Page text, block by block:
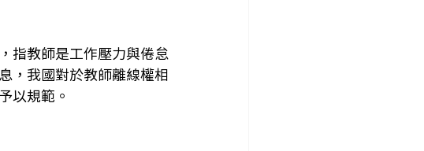
指教師是工作壓力與倦怠
，我國對於教師離線權相
以規範。